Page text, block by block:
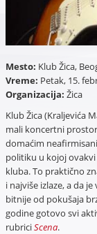
Mesto: Klub Žica,
Vreme: Petak, 15.
Organizacija: Žica
Klub Žica (Kraljevića
mali koncertni
domaćim
politiku u kojoj
kluba. To praktično
i najviše izlaze, a da
bitnije od pokušaja
godine gotovo svi
rubriciScena.